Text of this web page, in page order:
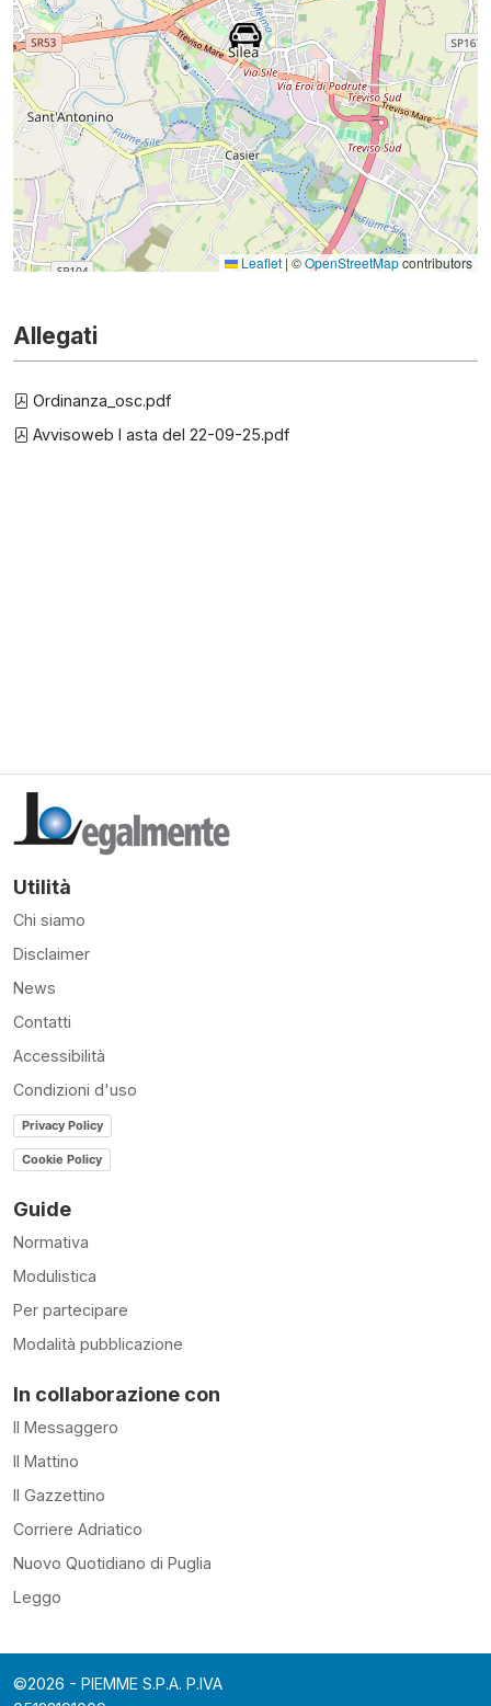
Leaflet | ©OpenStreetMapcontributors
Allegati
Ordinanza_osc.pdf
Avvisoweb I asta del 22-09-25.pdf
Utilità
Chi siamo
Disclaimer
News
Contatti
Accessibilità
Condizioni d'uso
Privacy Policy
Cookie Policy
Guide
Normativa
Modulistica
Per partecipare
Modalità pubblicazione
In collaborazione con
Il Messaggero
Il Mattino
Il Gazzettino
Corriere Adriatico
Nuovo Quotidiano di Puglia
Leggo
©2026 - PIEMME S.P.A. P.IVA